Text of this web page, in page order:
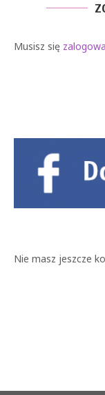
Musisz się
Nie masz jeszcze